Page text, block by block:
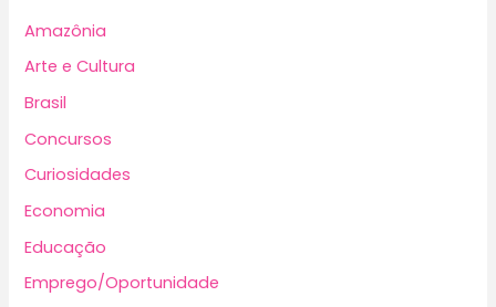
Amazônia
Arte e Cultura
Brasil
Concursos
Curiosidades
Economia
Educação
Emprego/Oportunidade